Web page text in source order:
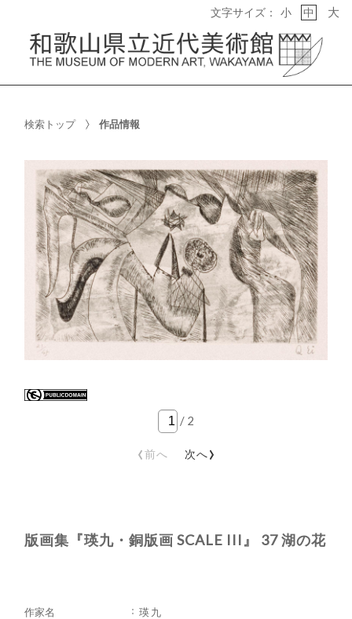
文字サイズ： 小 中 大
検索トップ 作品情報
/ 2
‹前へ 次へ›
版画集『瑛九・銅版画 SCALE III』 37 湖の花
作家名
瑛 九